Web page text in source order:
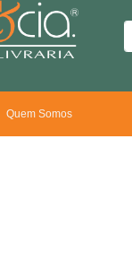
Quem Somos